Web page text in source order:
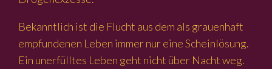
Bekanntlich ist die Flucht aus dem als grauenhaft
empfundenen Leben immer nur eine Scheinlösung.
Ein unerfülltes Leben geht nicht über Nacht weg.